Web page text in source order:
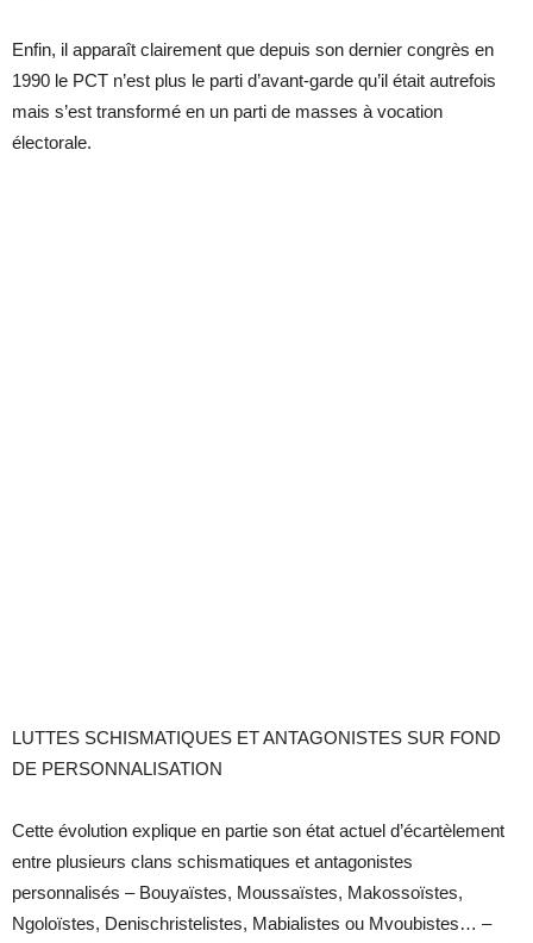
Enfin, il apparaît clairement que depuis son dernier congrès en
1990 le PCT n’est plus le parti d’avant-garde qu’il était autrefois
mais s’est transformé en un parti de masses à vocation
électorale.
LUTTES SCHISMATIQUES ET ANTAGONISTES SUR FOND
DE PERSONNALISATION
Cette évolution explique en partie son état actuel d’écartèlement
entre plusieurs clans schismatiques et antagonistes
personnalisés – Bouyaïstes, Moussaïstes, Makossoïstes,
Ngoloïstes, Denischristelistes, Mabialistes ou Mvoubistes… –